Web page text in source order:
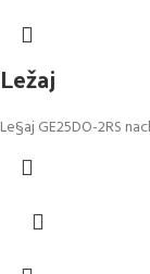
Ležaj
Le§aj GE25DO-2RS